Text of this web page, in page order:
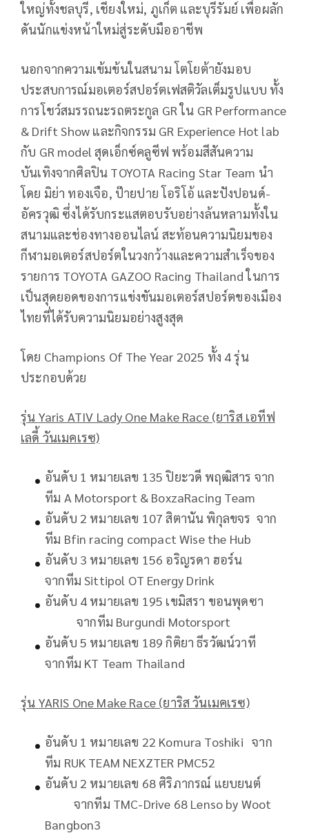
ใหญ่ทั้งชลบุรี, เชียงใหม่, ภูเก็ต และบุรีรัมย์ เพื่อผลัก
ดันนักแข่งหน้าใหม่สู่ระดับมืออาชีพ
นอกจากความเข้มข้นในสนาม โตโยต้ายังมอบ
ประสบการณ์มอเตอร์สปอร์ตเฟสติวัลเต็มรูปแบบ ทั้ง
การโชว์สมรรถนะรถตระกูล GR ใน GR Performance
& Drift Show และกิจกรรม GR Experience Hot lab
กับ GR model สุดเอ็กซ์คลูซีฟ พร้อมสีสันความ
บันเทิงจากศิลปิน TOYOTA Racing Star Team นำ
โดย มิย่า ทองเจือ, ป๊ายปาย โอริโอ้ และปังปอนด์-
อัครวุฒิ ซึ่งได้รับกระแสตอบรับอย่างล้นหลามทั้งใน
สนามและช่องทางออนไลน์ สะท้อนความนิยมของ
กีฬามอเตอร์สปอร์ตในวงกว้างและความสำเร็จของ
รายการ TOYOTA GAZOO Racing Thailand ในการ
เป็นสุดยอดของการแข่งขันมอเตอร์สปอร์ตของเมือง
ไทยที่ได้รับความนิยมอย่างสูงสุด
โดย Champions Of The Year 2025 ทั้ง 4 รุ่น
ประกอบด้วย
รุ่น Yaris ATIV Lady One Make Race (ยาริส เอทีฟ
เลดี้ วันเมคเรซ)
อันดับ 1 หมายเลข 135 ปิยะวดี พฤฒิสาร จาก
ทีม A Motorsport & BoxzaRacing Team
อันดับ 2 หมายเลข 107 สิตานัน พิกุลขจร จาก
ทีม Bfin racing compact Wise the Hub
อันดับ 3 หมายเลข 156 อริญรดา ฮอร์น
จากทีม Sittipol OT Energy Drink
อันดับ 4 หมายเลข 195 เขมิสรา ขอนพุดซา
จากทีม Burgundi Motorsport
อันดับ 5 หมายเลข 189 กิติยา ธีรวัฒน์วาที
จากทีม KT Team Thailand
รุ่น YARIS One Make Race (ยาริส วันเมคเรซ)
อันดับ 1 หมายเลข 22 Komura Toshiki จาก
ทีม RUK TEAM NEXZTER PMC52
อันดับ 2 หมายเลข 68 ศิริภากรณ์ แยบยนต์
จากทีม TMC-Drive 68 Lenso by Woot
Bangbon3